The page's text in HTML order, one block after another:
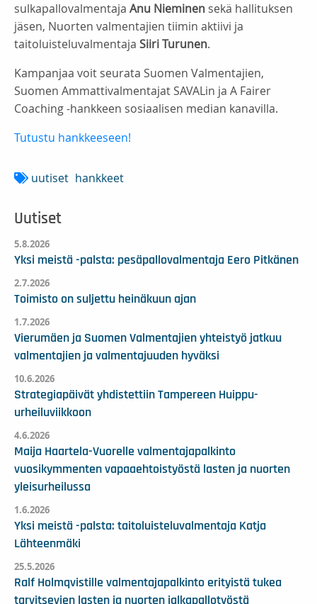
sulkapallovalmentaja Anu Nieminen sekä hallituksen
jäsen, Nuorten valmentajien tiimin aktiivi ja
taitoluisteluvalmentaja Siiri Turunen.
Kampanjaa voit seurata Suomen Valmentajien,
Suomen Ammattivalmentajat SAVALin ja A Fairer
Coaching -hankkeen sosiaalisen median kanavilla.
Tutustu hankkeeseen!
uutiset hankkeet
Uutiset
5.8.2026
Yksi meistä -palsta: pesäpallovalmentaja Eero Pitkänen
2.7.2026
Toimisto on suljettu heinäkuun ajan
1.7.2026
Vierumäen ja Suomen Valmentajien yhteistyö jatkuu
valmentajien ja valmentajuuden hyväksi
10.6.2026
Strategiapäivät yhdistettiin Tampereen Huippu-
urheiluviikkoon
4.6.2026
Maija Haartela-Vuorelle valmentajapalkinto
vuosikymmenten vapaaehtoistyöstä lasten ja nuorten
yleisurheilussa
1.6.2026
Yksi meistä -palsta: taitoluisteluvalmentaja Katja
Lähteenmäki
25.5.2026
Ralf Holmqvistille valmentajapalkinto erityistä tukea
tarvitsevien lasten ja nuorten jalkapallotyöstä